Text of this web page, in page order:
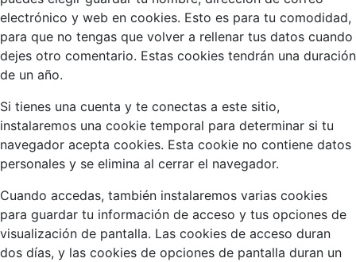
electrónico y web en cookies. Esto es para tu comodidad,
para que no tengas que volver a rellenar tus datos cuando
dejes otro comentario. Estas cookies tendrán una duración
de un año.
Si tienes una cuenta y te conectas a este sitio,
instalaremos una cookie temporal para determinar si tu
navegador acepta cookies. Esta cookie no contiene datos
personales y se elimina al cerrar el navegador.
Cuando accedas, también instalaremos varias cookies
para guardar tu información de acceso y tus opciones de
visualización de pantalla. Las cookies de acceso duran
dos días, y las cookies de opciones de pantalla duran un